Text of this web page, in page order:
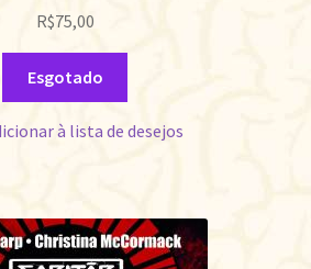
R$75,00
Esgotado
à lista de desejos